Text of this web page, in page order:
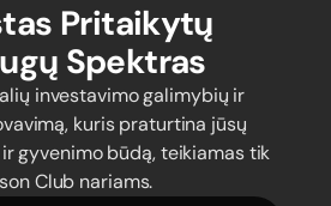
Pritaikytų
Spektras
investavimo galimybių ir
kuris praturtina jūsų
gyvenimo būdą, teikiamas tik
Club nariams.